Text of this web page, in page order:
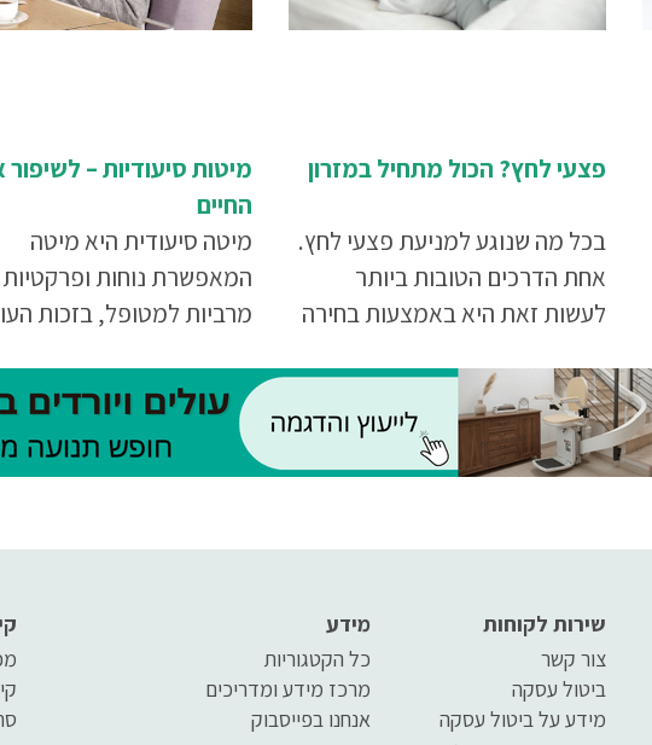
פצעי לחץ? הכול מתחיל במזרון
בכל מה שנוגע למניעת פצעי לחץ.
אחת הדרכים הטובות ביותר
לעשות זאת היא באמצעות בחירה
מיטות סיעודיות – לשיפור
החיים
מיטה סיעודית היא מיטה
המאפשרת נוחות ופרקטיות
מרביות למטופל, בזכות
מתכווננת באופן ידני או
למגוון מצבי ישיבה ושכיבה
מידע
כל הקטגוריות
מרכז מידע ומדריכים
אנחנו בפייסבוק
שירות לקוחות
צור קשר
ביטול עסקה
מידע על ביטול עסקה